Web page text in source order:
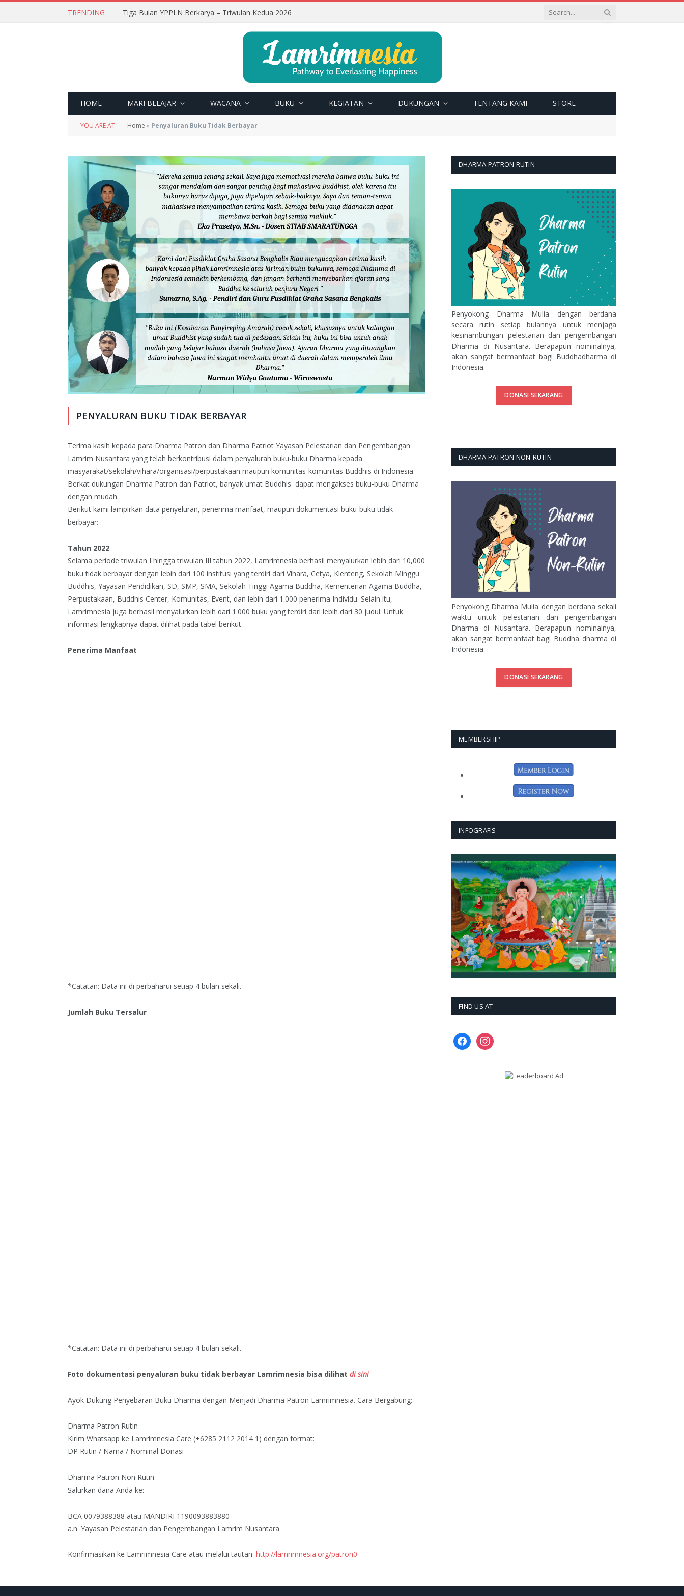
TRENDING Tiga Bulan YPPLN Berkarya – Triwulan Kedua 2026
HOME MARI BELAJAR WACANA BUKU KEGIATAN DUKUNGAN TENTANG KAMI STORE
YOU ARE AT: Home » Penyaluran Buku Tidak Berbayar
PENYALURAN BUKU TIDAK BERBAYAR
Terima kasih kepada para Dharma Patron dan Dharma Patriot Yayasan Pelestarian dan Pengembangan
Lamrim Nusantara yang telah berkontribusi dalam penyalurah buku-buku Dharma kepada
masyarakat/sekolah/vihara/organisasi/perpustakaan maupun komunitas-komunitas Buddhis di Indonesia.
Berkat dukungan Dharma Patron dan Patriot, banyak umat Buddhis dapat mengakses buku-buku Dharma
dengan mudah.
Berikut kami lampirkan data penyeluran, penerima manfaat, maupun dokumentasi buku-buku tidak
berbayar:
Tahun 2022
Selama periode triwulan I hingga triwulan III tahun 2022, Lamrimnesia berhasil menyalurkan lebih dari 10,000
buku tidak berbayar dengan lebih dari 100 institusi yang terdiri dari Vihara, Cetya, Klenteng, Sekolah Minggu
Buddhis, Yayasan Pendidikan, SD, SMP, SMA, Sekolah Tinggi Agama Buddha, Kementerian Agama Buddha,
Perpustakaan, Buddhis Center, Komunitas, Event, dan lebih dari 1.000 penerima Individu. Selain itu,
Lamrimnesia juga berhasil menyalurkan lebih dari 1.000 buku yang terdiri dari lebih dari 30 judul. Untuk
informasi lengkapnya dapat dilihat pada tabel berikut:
Penerima Manfaat
*Catatan: Data ini di perbaharui setiap 4 bulan sekali.
Jumlah Buku Tersalur
*Catatan: Data ini di perbaharui setiap 4 bulan sekali.
Foto dokumentasi penyaluran buku tidak berbayar Lamrimnesia bisa dilihat di sini
Ayok Dukung Penyebaran Buku Dharma dengan Menjadi Dharma Patron Lamrimnesia. Cara Bergabung:
Dharma Patron Rutin
Kirim Whatsapp ke Lamrimnesia Care (+6285 2112 2014 1) dengan format:
DP Rutin / Nama / Nominal Donasi
Dharma Patron Non Rutin
Salurkan dana Anda ke:
BCA 0079388388 atau MANDIRI 1190093883880
a.n. Yayasan Pelestarian dan Pengembangan Lamrim Nusantara
Konfirmasikan ke Lamrimnesia Care atau melalui tautan: http://lamrimnesia.org/patron0
DHARMA PATRON RUTIN
Penyokong Dharma Mulia dengan berdana
secara rutin setiap bulannya untuk menjaga
kesinambungan pelestarian dan pengembangan
Dharma di Nusantara. Berapapun nominalnya,
akan sangat bermanfaat bagi Buddhadharma di
Indonesia.
DONASI SEKARANG
DHARMA PATRON NON-RUTIN
Penyokong Dharma Mulia dengan berdana sekali
waktu untuk pelestarian dan pengembangan
Dharma di Nusantara. Berapapun nominalnya,
akan sangat bermanfaat bagi Buddha dharma di
Indonesia.
DONASI SEKARANG
MEMBERSHIP
INFOGRAFIS
FIND US AT
facebookinstagram